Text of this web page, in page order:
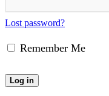
Lost password?
Remember Me
Log in